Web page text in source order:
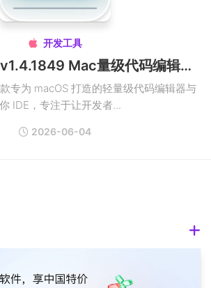
 开发工具
Notepad.exe v1.4.1849 Mac量级代码编辑器IDE破解版
专为 macOS 打造的轻量级代码编辑器与
IDE，专注于让开发者...
2026-06-04